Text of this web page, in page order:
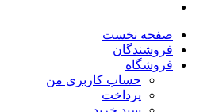
صفحه نخست
فروشندگان
فروشگاه
حساب کاربری من
پرداخت